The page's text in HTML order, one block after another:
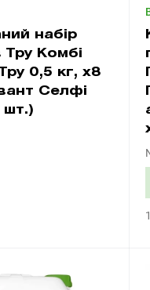
набір
Тру Комбі
0,5 кг, х8
Селфі
шт.)